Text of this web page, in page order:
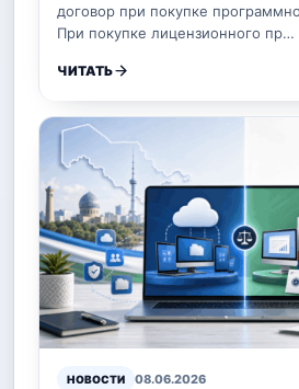
договор при покупке
При покупке лицензионного пр…
ЧИТАТЬ
НОВОСТИ 08.06.2026